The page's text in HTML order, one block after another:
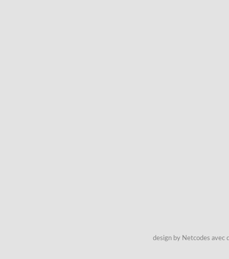
design by Netcodes avec